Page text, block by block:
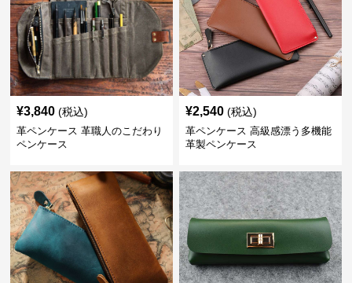
¥3,840 (税込)
革ペンケース 革職人のこだわり
ペンケース
¥2,540 (税込)
革ペンケース 高級感漂う多機能
革製ペンケース